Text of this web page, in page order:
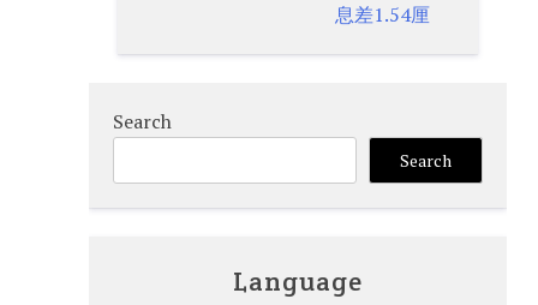
息差1.54厘
Search
Search
Language